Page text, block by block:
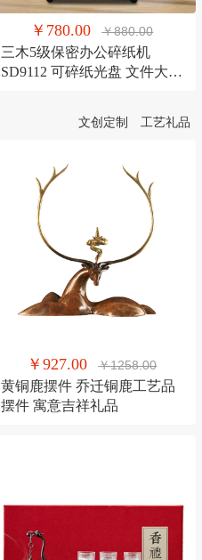
￥780.00 ￥880.00
三木5级保密办公碎纸机
SD9112 可碎纸光盘 文件大容
文创定制 工艺礼品
￥927.00 ￥1258.00
黄铜鹿摆件 乔迁铜鹿工艺品
摆件 寓意吉祥礼品